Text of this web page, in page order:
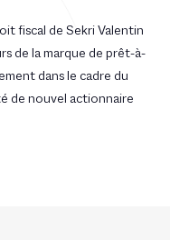
fiscal de Sekri Valentin
de la marque de prêt-à-
dans le cadre du
de nouvel actionnaire